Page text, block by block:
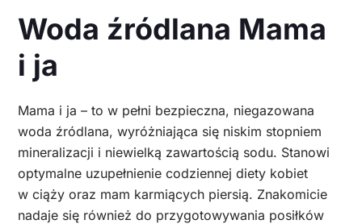
Woda źródlana Mama
i ja
Mama i ja – to w pełni bezpieczna, niegazowana
woda źródlana, wyróżniająca się niskim stopniem
mineralizacji i niewielką zawartością sodu. Stanowi
optymalne uzupełnienie codziennej diety kobiet
w ciąży oraz mam karmiących piersią. Znakomicie
nadaje się również do przygotowywania posiłków